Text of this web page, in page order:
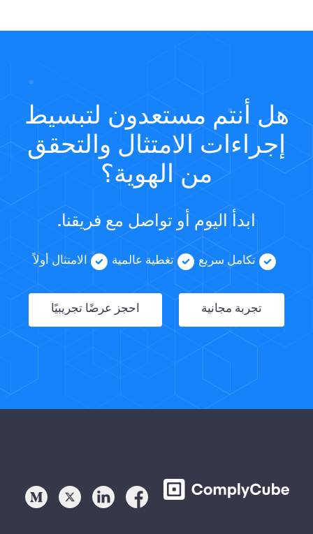
هل أنتم مستعدون لتبسيط
إجراءات الامتثال والتحقق
من الهوية؟
ابدأ اليوم أو تواصل مع فريقنا.
تكامل سريع تغطية عالمية الامتثال أولاً
تجربة مجانية احجز عرضًا تجريبيًا